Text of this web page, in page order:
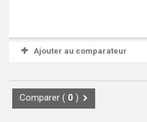
Ajouter au comparateur
Comparer ( 0 )